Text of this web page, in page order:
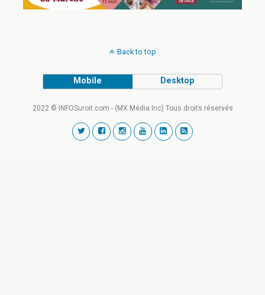
Back to top
Mobile Desktop
2022 © INFOSuroit.com - (MX Média Inc) Tous droits réservés